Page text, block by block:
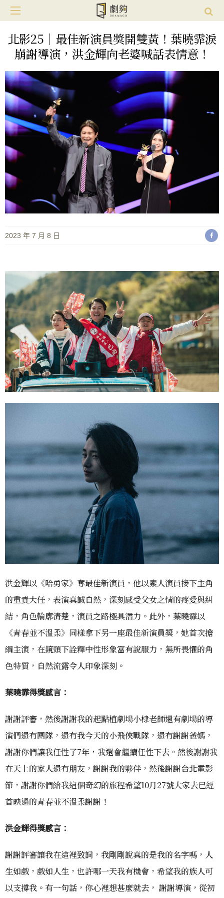
北影25｜最佳新演員獎開雙黃！葉曉霏淚
崩謝導演，洪金輝向老婆喊話表情意！
2023 年 7 月 8 日
洪金輝以《哈勇家》奪最佳新演員，他以素人演員接下主角
的重責大任，表演真誠自然，深刻感受父女之情的疼愛與糾
結，角色輪廓清楚，演員之路極具潛力。此外，葉曉霏以
《青春並不溫柔》同樣拿下另一座最佳新演員獎，她首次擔
綱主演，在鏡頭下詮釋中性形象富有說服力，無所畏懼的角
色特質，自然流露令人印象深刻。
葉曉霏得獎感言：
謝謝評審，然後謝謝我的起點植劇場小棣老師還有劇場的導
演們還有團隊，還有我今天的小飛俠戰隊，還有謝謝爸媽，
謝謝你們讓我任性了7年，我還會繼續任性下去。然後謝謝我
在天上的家人還有朋友，謝謝我的夥伴，然後謝謝台北電影
節，謝謝你們給我這個奇幻的旅程希望10月27號大家去已經
首映過的青春並不溫柔謝謝！
洪金輝得獎感言：
謝謝評審讓我在這裡致詞，我剛剛說真的是我的名字嗎，人
生如戲，戲如人生，也許哪一天我有機會，希望我的族人可
以支撐我。有一句話，你心裡想甚麼就去， 謝謝導演，從初